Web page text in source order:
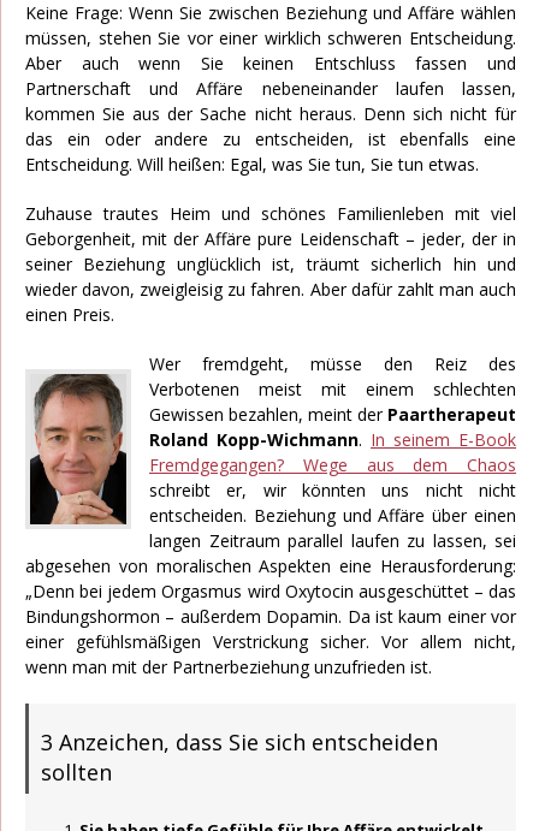
Keine Frage: Wenn Sie zwischen Beziehung und Affäre wählen
müssen, stehen Sie vor einer wirklich schweren Entscheidung.
Aber auch wenn Sie keinen Entschluss fassen und
Partnerschaft und Affäre nebeneinander laufen lassen,
kommen Sie aus der Sache nicht heraus. Denn sich nicht für
das ein oder andere zu entscheiden, ist ebenfalls eine
Entscheidung. Will heißen: Egal, was Sie tun, Sie tun etwas.
Zuhause trautes Heim und schönes Familienleben mit viel
Geborgenheit, mit der Affäre pure Leidenschaft – jeder, der in
seiner Beziehung unglücklich ist, träumt sicherlich hin und
wieder davon, zweigleisig zu fahren. Aber dafür zahlt man auch
einen Preis.
Wer fremdgeht, müsse den Reiz des
Verbotenen meist mit einem schlechten
Gewissen bezahlen, meint der Paartherapeut
Roland Kopp-Wichmann. In seinem E-Book
Fremdgegangen? Wege aus dem Chaos
schreibt er, wir könnten uns nicht nicht
entscheiden. Beziehung und Affäre über einen
langen Zeitraum parallel laufen zu lassen, sei
abgesehen von moralischen Aspekten eine Herausforderung:
„Denn bei jedem Orgasmus wird Oxytocin ausgeschüttet – das
Bindungshormon – außerdem Dopamin. Da ist kaum einer vor
einer gefühlsmäßigen Verstrickung sicher. Vor allem nicht,
wenn man mit der Partnerbeziehung unzufrieden ist.
3 Anzeichen, dass Sie sich entscheiden
sollten